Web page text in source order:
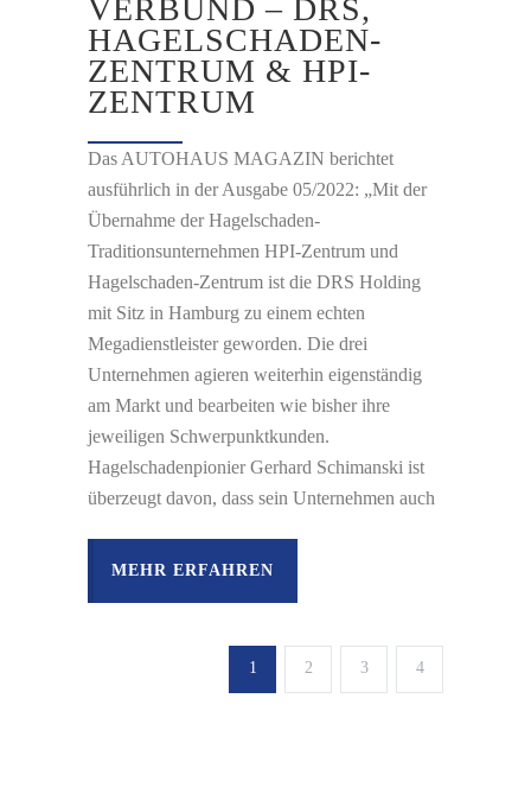
VERBUND – DRS,
HAGELSCHADEN-
ZENTRUM & HPI-
ZENTRUM
Das AUTOHAUS MAGAZIN berichtet
ausführlich in der Ausgabe 05/2022: „Mit der
Übernahme der Hagelschaden-
Traditionsunternehmen HPI-Zentrum und
Hagelschaden-Zentrum ist die DRS Holding
mit Sitz in Hamburg zu einem echten
Megadienstleister geworden. Die drei
Unternehmen agieren weiterhin eigenständig
am Markt und bearbeiten wie bisher ihre
jeweiligen Schwerpunktkunden.
Hagelschadenpionier Gerhard Schimanski ist
überzeugt davon, dass sein Unternehmen auch
MEHR ERFAHREN
1 2 3 4